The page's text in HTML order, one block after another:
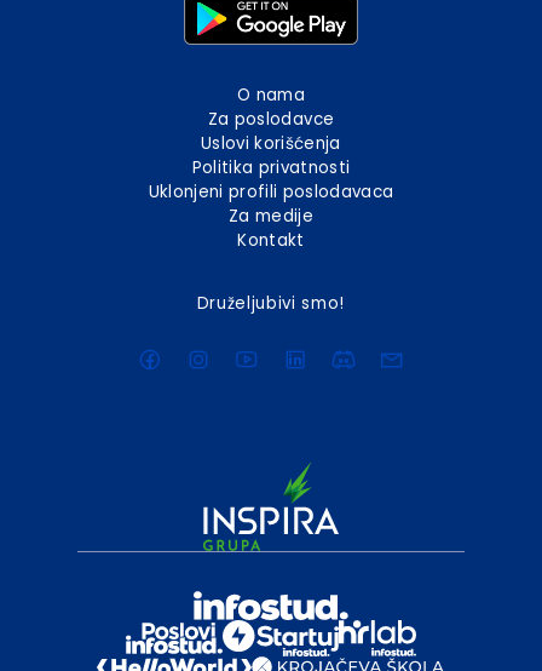
O nama
Za poslodavce
Uslovi korišćenja
Politika privatnosti
Uklonjeni profili poslodavaca
Za medije
Kontakt
Druželjubivi smo!